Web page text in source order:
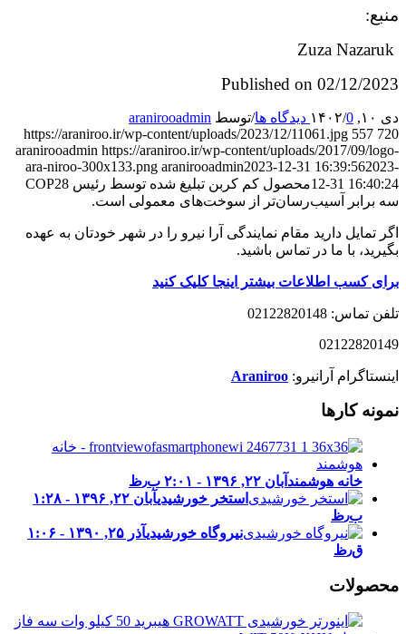
منبع:
Published on 02/12/2023
دی ۱۰, ۱۴۰۲ /0 دیدگاه ها /توسط aranirooadmin
https://araniroo.ir/wp-content/uploads/2023/12/11061.jpg 557 720
aranirooadmin https://araniroo.ir/wp-content/uploads/2017/09/logo-
ara-niroo-300x133.png aranirooadmin2023-12-31 16:39:562023-
12-31 16:40:24
محصول کم کربن تبلیغ شده توسط رئیس COP28
سه برابر آسیب‌رسان‌تر از سوخت‌های معمولی است.
اگر تمایل دارید مقام نمایندگی آرا نیرو را در شهر خودتان به عهده
بگیرید، با ما در تماس باشید.
برای کسب اطلاعات بیشتر اینجا کلیک کنید
تلفن تماس: 02122820148
02122820149
اینستاگرام آرانیرو: Araniroo
نمونه کارها
خانه هوشمند آبان ۲۲, ۱۳۹۶ - ۲:۰۱ ب٫ظ
استخر خورشیدی
آبان ۲۲, ۱۳۹۶ - ۱:۲۸
ب٫ظ
نیروگاه خورشیدی
آذر ۲۵, ۱۳۹۰ - ۱:۰۶
ق٫ظ
محصولات